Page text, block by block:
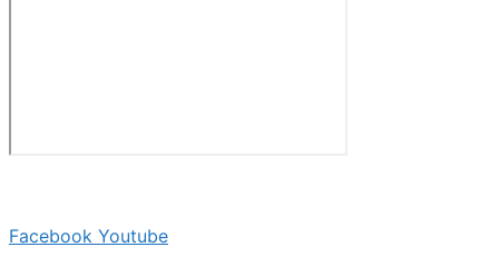
Facebook Youtube